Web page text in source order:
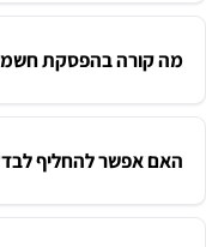
מה קורה בהפסקת
האם אפשר להחליף